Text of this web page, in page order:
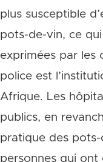
plus susceptible
pots-de-vin, ce
exprimées par les
police est
Afrique. Les
publics, en
pratique des pots-
personnes qui ont